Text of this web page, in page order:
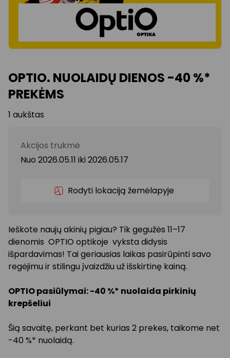
OPTIO. NUOLAIDŲ DIENOS -40 %*
PREKĖMS
1 aukštas
Akcijos trukmė
Nuo 2026.05.11 iki 2026.05.17
Rodyti lokaciją žemėlapyje
Ieškote naujų akinių pigiau? Tik gegužės 11–17
dienomis OPTIO optikoje vyksta didysis
išpardavimas! Tai geriausias laikas pasirūpinti savo
regėjimu ir stilingu įvaizdžiu už išskirtinę kainą.
OPTIO pasiūlymai: -40 %* nuolaida pirkinių
krepšeliui
Šią savaitę, perkant bet kurias 2 prekes, taikome net
-40 %* nuolaidą.